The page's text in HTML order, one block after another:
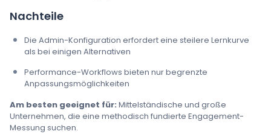
Nachteile
Die Admin-Konfiguration erfordert eine steilere Lernkurve
als bei einigen Alternativen
Performance-Workflows bieten nur begrenzte
Anpassungsmöglichkeiten
Am besten geeignet für: Mittelständische und große
Unternehmen, die eine methodisch fundierte Engagement-
Messung suchen.